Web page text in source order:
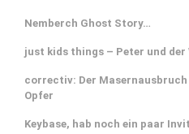
Nemberch Ghost Story…
just kids things – Peter und der
correctiv: Der
Opfer
Keybase, hab noch ein paar